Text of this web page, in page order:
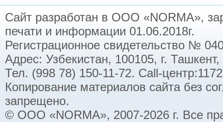
Сайт разработан в ООО «NORMA»,
печати и информации 01.06.2018г.
Регистрационное свидетельство №
Адрес: Узбекистан, 100105, г.
Тел. (998 78) 150-11-72. Call-
Копирование материалов сайта без
запрещено.
© ООО «NORMA», 2007-2026 г. Все